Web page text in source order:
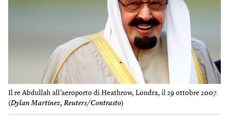
Il re Abdullah all’aeroporto di Heathrow, Londra, il 29 ottobre 2007.
(Dylan Martinez, Reuters/Contrasto)